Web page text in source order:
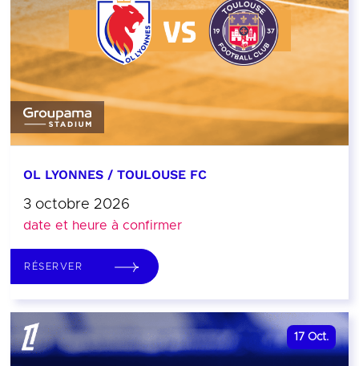
OL LYONNES / TOULOUSE FC
3 octobre 2026
date et heure à confirmer
RÉSERVER
17 Oct.